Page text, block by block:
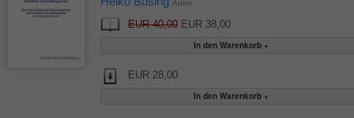
Autor
EUR 40,00EUR 38,00
EUR 28,00